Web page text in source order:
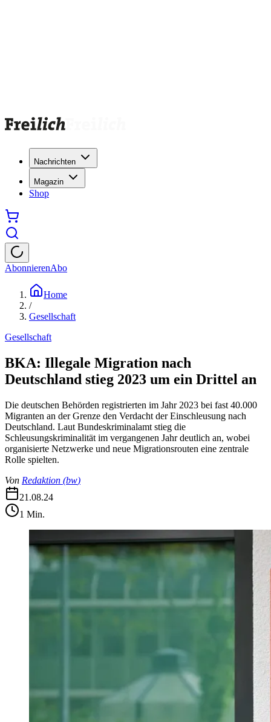
Nachrichten
Magazin
Shop
AbonnierenAbo
Home
/
Gesellschaft
Gesellschaft
BKA: Illegale Migration nach
Deutschland stieg 2023 um ein Drittel an
Die deutschen Behörden registrierten im Jahr 2023 bei fast 40.000
Migranten an der Grenze den Verdacht der Einschleusung nach
Deutschland. Laut Bundeskriminalamt stieg die
Schleusungskriminalität im vergangenen Jahr deutlich an, wobei
organisierte Netzwerke und neue Migrationsrouten eine zentrale
Rolle spielten.
Von Redaktion (bw)
21.08.24
1 Min.